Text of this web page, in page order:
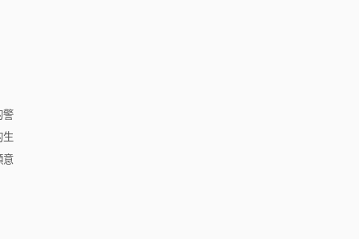
警
生
意